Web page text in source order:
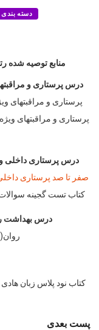
دسته
منابع توصیه شده رتبه ۱ پرستاری مراقبتهای ویژه: آقای حسن
درس پرستاری و
پرستاری و مراقبتهای
پرستاری و مراقبتهای
درس پرستاری داخلی
صفر تا صد پرستاری
کتاب تست گجینه
درس بهداشت
روان(کوشان
کتاب نود پلاس زبان
پست بعدی